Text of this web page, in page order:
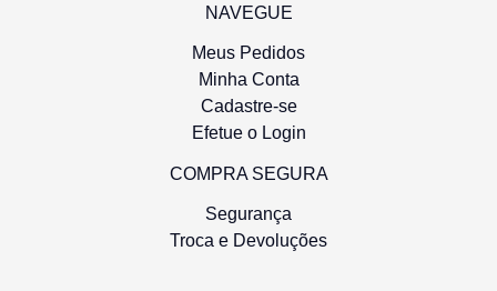
Pino 50mm
NAVEGUE
Meus Pedidos
Minha Conta
Cadastre-se
Efetue o Login
COMPRA SEGURA
Segurança
Troca e Devoluções